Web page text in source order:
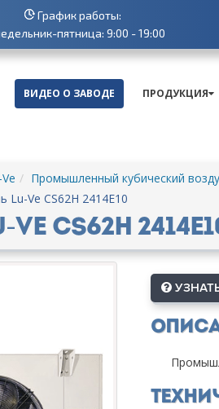
График работы:
пятница: 9:00 - 19:00
ВИДЕО О ЗАВОДЕ ПРОДУКЦИЯ
Промышленный кубический
Lu-Ve CS62H 2414E10
CS62H